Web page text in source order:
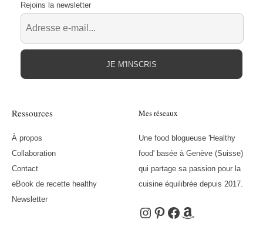
Ressources
À propos
Collaboration
Contact
eBook de recette healthy
Newsletter
Mes réseaux
Une food blogueuse 'Healthy
food' basée à Genève (Suisse)
qui partage sa passion pour la
cuisine équilibrée depuis 2017.
Instagram
Pinterest
Facebook
Amazon
Rejoins la newsletter
JE M'INSCRIS